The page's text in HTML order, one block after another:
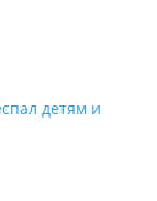
детям и